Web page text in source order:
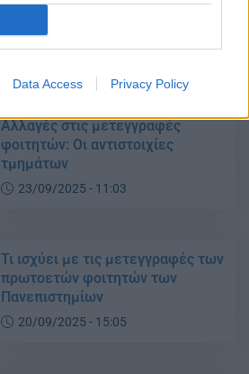
Data Access Privacy Policy
2026: Όλες οι νέες αλλαγές και τι
πρέπει να γνωρίζετε
Αλλαγές στις μετεγγραφές
φοιτητών: Oι αντιστοιχίες
τμημάτων
23/09/2025 - 11:03
Τι ισχύει με τις μετεγγραφές των
πρωτοετών φοιτητών των
Πανεπιστημίων
20/09/2025 - 15:05